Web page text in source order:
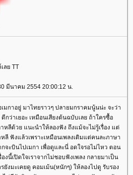
ลย TT
มีนาคม 2554 20:00:12 น.
กาอยู่ มาไทยราวๆ ปลายมกราคมนู้นน่ะ จะว่า
ดีกว่าเยอะ เหมือนเสียงต้นฉบับเลย ถ้าใครซื้อ
ลีด้วย แนะนำให้ลองฟัง ถึงแม้จะไม่รู้เรื่อง แต่
หลี ฟังแล้วเพราะเหมือนเพลงเดิมแต่คนละภาษา
ะบินไปเมกา เพื่อดูและนี่ อดใจรอไม่ไหว ตอน
งนี้เปิดใจเราจากไม่ชอบฟังเพลง กลายมาเป็น
ยังมะเคยดู คอมเม้น(หนักๆ) ให้ลองไปดู รับรอง